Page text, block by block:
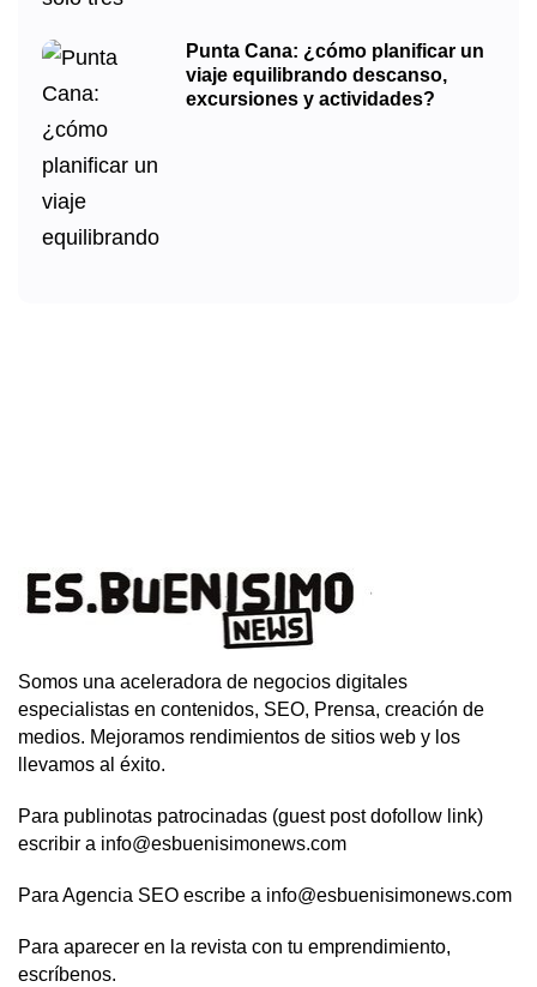
Punta Cana: ¿cómo planificar un
viaje equilibrando descanso,
excursiones y actividades?
Somos una aceleradora de negocios digitales
especialistas en contenidos, SEO, Prensa, creación de
medios. Mejoramos rendimientos de sitios web y los
llevamos al éxito.
Para publinotas patrocinadas (guest post dofollow link)
escribir a info@esbuenisimonews.com
Para Agencia SEO escribe a info@esbuenisimonews.com
Para aparecer en la revista con tu emprendimiento,
escríbenos.